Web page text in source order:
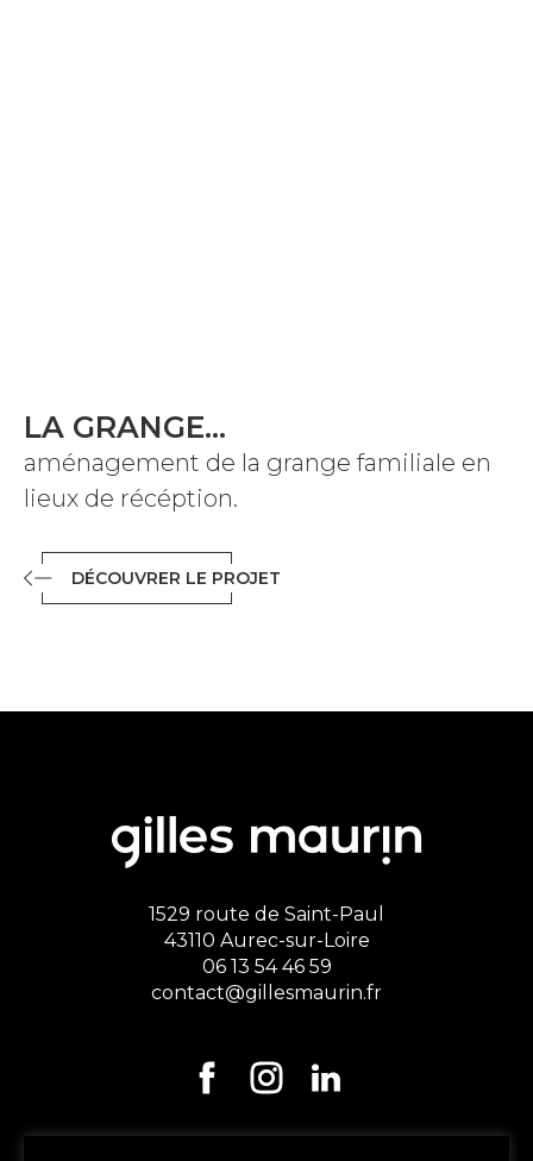
LA GRANGE...
aménagement de la grange familiale en
lieux de récéption.
DÉCOUVRER LE PROJET
1529 route de Saint-Paul
43110 Aurec-sur-Loire
06 13 54 46 59
contact@gillesmaurin.fr